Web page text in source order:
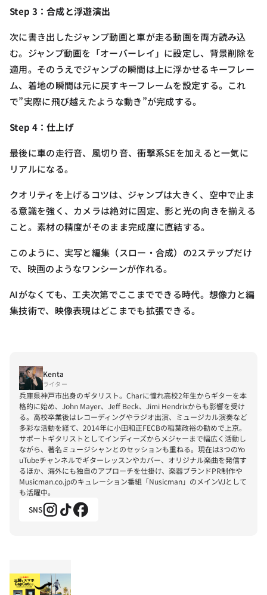
Step 3：合成と浮遊演出
次に書き出したジャンプ動画と車が走る動画を両方読み込
む。ジャンプ動画を「オーバーレイ」に設定し、背景削除を
適用。そのうえでジャンプの瞬間は上に浮かせるキーフレー
ム、着地の瞬間は元に戻すキーフレームを設定する。これ
で”実際に飛び越えたような動き”が完成する。
Step 4：仕上げ
最後に車の走行音、風切り音、衝撃系SEを加えると一気に
リアルになる。
クオリティを上げるコツは、ジャンプは大きく、空中で止ま
る意識を強く、カメラは絶対に固定、影と光の向きを揃える
こと。素材の精度がそのまま完成度に直結する。
このように、実写と編集（スロー・合成）の2ステップだけ
で、映画のようなワンシーンが作れる。
AIがなくても、工夫次第でここまでできる時代。想像力と編
集技術で、映像表現はどこまでも拡張できる。
Kenta
ライター
兵庫県神戸市出身のギタリスト。Charに憧れ高校2年生からギターを本
格的に始め、John Mayer、Jeff Beck、Jimi Hendrixからも影響を受け
る。高校卒業後はレコーディングやラジオ出演、ミュージカル演奏など
多彩な活動を経て、2014年に小田和正FECBの稲葉政裕の勧めで上京。
サポートギタリストとしてインディーズからメジャーまで幅広く活動し
ながら、著名ミュージシャンとのセッションも重ねる。現在は3つのYo
uTubeチャンネルでギターレッスンやカバー、オリジナル楽曲を発信す
るほか、海外にも独自のアプローチを仕掛け、楽器ブランドPR制作や
Musicman.co.jpのキュレーション番組「Nusicman」のメインVJとして
も活躍中。
SNS